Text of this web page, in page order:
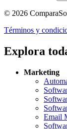
© 2026
Términos y
Explora
Marketing
Email